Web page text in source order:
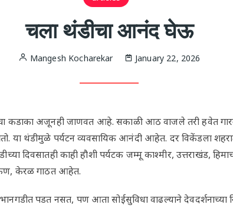
चला थंडीचा आनंद घेऊ
Mangesh Kocharekar January 22, 2026
कडाका अजूनही जाणवत आहे. सकाळी आठ वाजले तरी हवेत
या थंडीमुळे पर्यटन व्यवसायिक आनंदी आहेत. दर विकेंडला
दिवसातही काही हौशी पर्यटक जम्मू काश्मीर, उत्तराखंड,
केरळ गाठत आहेत.
भानगडीत पडत नसत, पण आता सोईसुविधा वाढल्याने देवदर्शनाच्या